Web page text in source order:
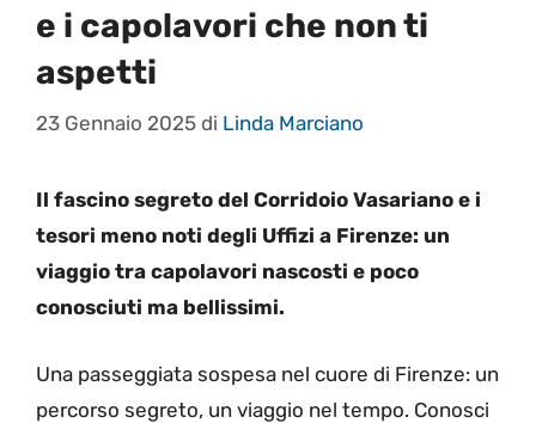
e i capolavori che non ti
aspetti
23 Gennaio 2025 di Linda Marciano
Il fascino segreto del Corridoio Vasariano e i
tesori meno noti degli Uffizi a Firenze: un
viaggio tra capolavori nascosti e poco
conosciuti ma bellissimi.
Una passeggiata sospesa nel cuore di Firenze: un
percorso segreto, un viaggio nel tempo. Conosci